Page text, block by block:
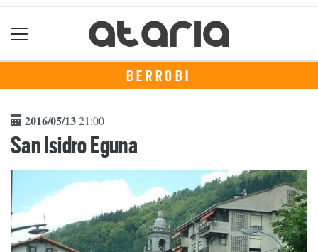
BERROBI
2016/05/1321:00
San Isidro Eguna